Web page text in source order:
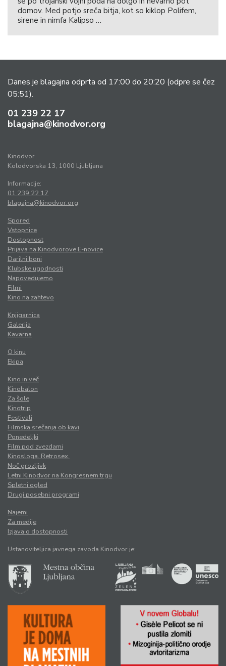
domov. Med potjo sreča bitja, kot so kiklop Polifem,
sirene in nimfa Kalipso …
Danes je blagajna odprta od 17:00 do 20:20 (odpre se čez
05:51).
01 239 22 17
blagajna@kinodvor.org
Kinodvor
Kolodvorska 13, 1000 Ljubljana
Informacije:
01 239 22 17
blagajna@kinodvor.org
Spored
Vstopnice
Dostopnost
Prijava na Kinodvorove E-novice
Darilni boni
Klubske ugodnosti
Napovedujemo
Filmi
Kino na zahtevo
Knjigarnica
Galerija
Kavarna
O kinu
Ekipa
Kino in več
Kinobalon
Za šole
Kinotrip
Festivali
Filmska srečanja ob kavi
Ponedeljki
Film pod zvezdami
Kinosloga. Retrosex.
Noč grozljivk
Letni Kinodvor na Kongresnem trgu
Spletni ogled
Drugi posebni programi
Najemi
Za medije
Izjava o dostopnosti
Ustanoviteljica javnega zavoda Kinodvor je: